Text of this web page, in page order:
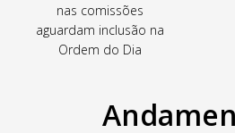
nas comissões
aguardam inclusão na
Ordem do Dia